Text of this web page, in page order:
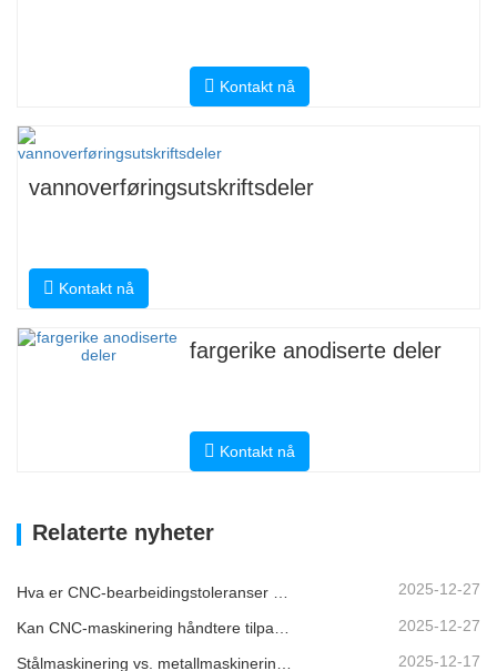
Kontakt nå
vannoverføringsutskriftsdeler
Kontakt nå
fargerike anodiserte deler
Kontakt nå
Relaterte nyheter
2025-12-27
2025-12-27
2025-12-17